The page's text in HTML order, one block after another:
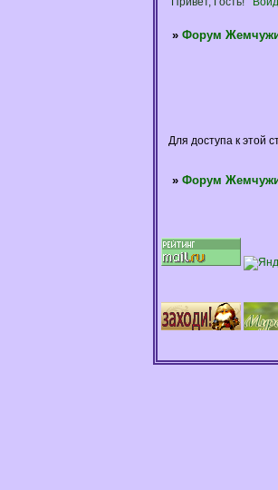
»Форум
Для доступа к этой
»Форум